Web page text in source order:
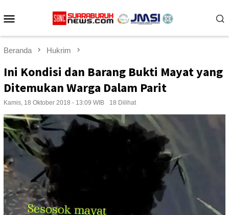
ke
Beranda Hukrim
Ini Kondisi dan Barang Bukti Mayat yang
Ditemukan Warga Dalam Parit
Kamis, 18 Oktober 2018 - 13:09 WIB 18 Dilihat